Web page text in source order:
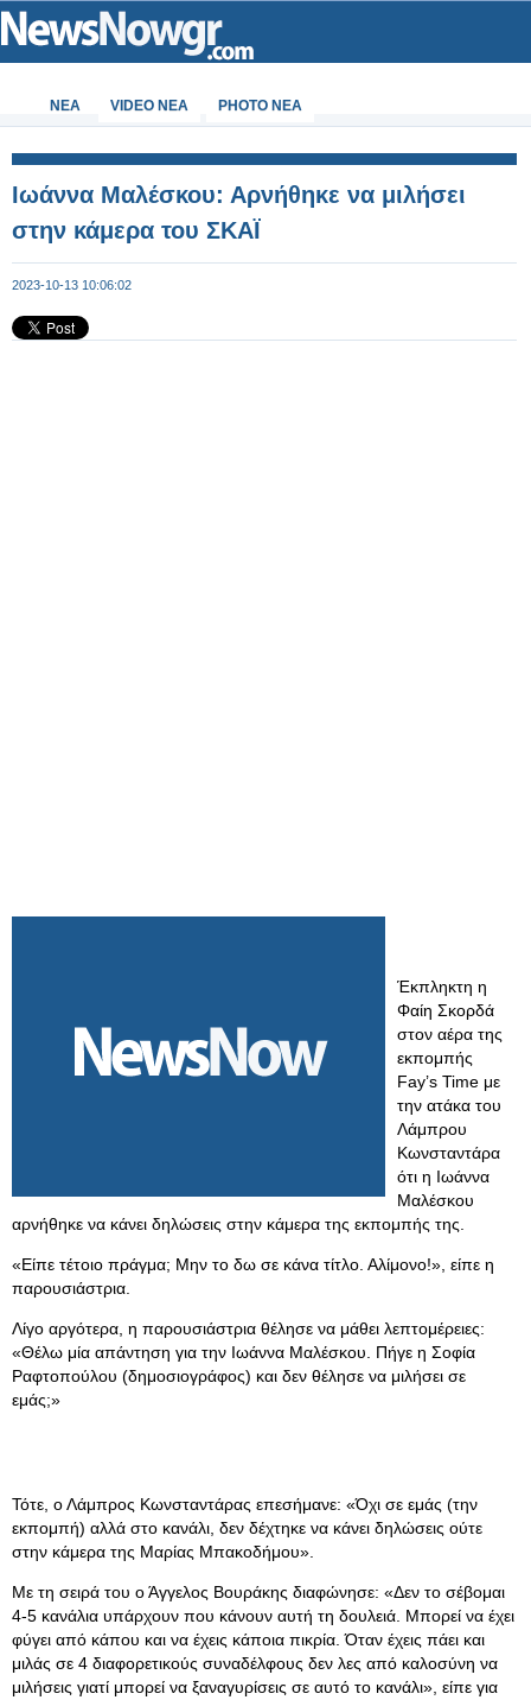
ΝΕΑ VIDEO NEA PHOTO NEA
Ιωάννα Μαλέσκου: Αρνήθηκε να μιλήσει
στην κάμερα του ΣΚΑΪ
2023-10-13 10:06:02
Έκπληκτη η
Φαίη Σκορδά
στον αέρα της
εκπομπής
Fay’s Time με
την ατάκα του
Λάμπρου
Κωνσταντάρα
ότι η Ιωάννα
Μαλέσκου
αρνήθηκε να κάνει δηλώσεις στην κάμερα της εκπομπής της.
«Είπε τέτοιο πράγμα; Μην το δω σε κάνα τίτλο. Αλίμονο!», είπε η
παρουσιάστρια.
Λίγο αργότερα, η παρουσιάστρια θέλησε να μάθει λεπτομέρειες:
«Θέλω μία απάντηση για την Ιωάννα Μαλέσκου. Πήγε η Σοφία
Ραφτοπούλου (δημοσιογράφος) και δεν θέλησε να μιλήσει σε
εμάς;»
Τότε, ο Λάμπρος Κωνσταντάρας επεσήμανε: «Όχι σε εμάς (την
εκπομπή) αλλά στο κανάλι, δεν δέχτηκε να κάνει δηλώσεις ούτε
στην κάμερα της Μαρίας Μπακοδήμου».
Με τη σειρά του ο Άγγελος Βουράκης διαφώνησε: «Δεν το σέβομαι
4-5 κανάλια υπάρχουν που κάνουν αυτή τη δουλειά. Μπορεί να έχει
φύγει από κάπου και να έχεις κάποια πικρία. Όταν έχεις πάει και
μιλάς σε 4 διαφορετικούς συναδέλφους δεν λες από καλοσύνη να
μιλήσεις γιατί μπορεί να ξαναγυρίσεις σε αυτό το κανάλι», είπε για